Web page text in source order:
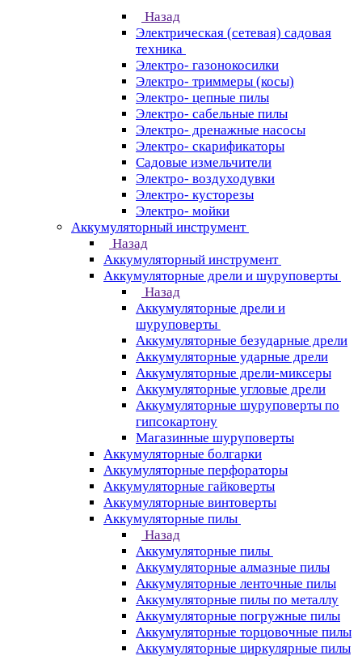
Назад
Электрическая (сетевая) садовая
техника
Электро- газонокосилки
Электро- триммеры (косы)
Электро- цепные пилы
Электро- сабельные пилы
Электро- дренажные насосы
Электро- скарификаторы
Садовые измельчители
Электро- воздуходувки
Электро- кусторезы
Электро- мойки
Аккумуляторный инструмент
Назад
Аккумуляторный инструмент
Аккумуляторные дрели и шуруповерты
Назад
Аккумуляторные дрели и
шуруповерты
Аккумуляторные безударные дрели
Аккумуляторные ударные дрели
Аккумуляторные дрели-миксеры
Аккумуляторные угловые дрели
Аккумуляторные шуруповерты по
гипсокартону
Магазинные шуруповерты
Аккумуляторные болгарки
Аккумуляторные перфораторы
Аккумуляторные гайковерты
Аккумуляторные винтоверты
Аккумуляторные пилы
Назад
Аккумуляторные пилы
Аккумуляторные алмазные пилы
Аккумуляторные ленточные пилы
Аккумуляторные пилы по металлу
Аккумуляторные погружные пилы
Аккумуляторные торцовочные пилы
Аккумуляторные циркулярные пилы